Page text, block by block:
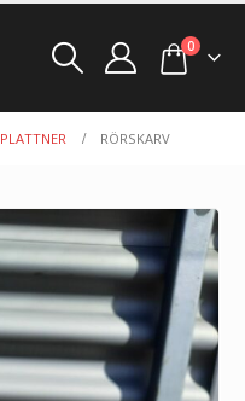
0
PLATTNER RÖRSKARV